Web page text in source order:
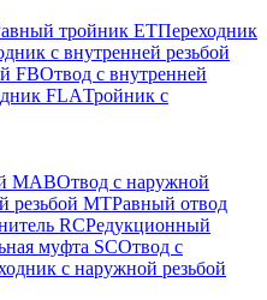
тройник ETПереходник
с внутренней резьбой
FBОтвод с внутренней
FLAТройник с
MABОтвод с наружной
резьбой MTРавный отвод
RCРедукционный
муфта SCОтвод с
с наружной резьбой